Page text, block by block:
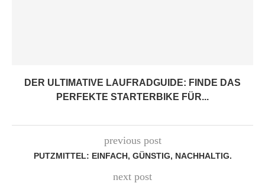
DER ULTIMATIVE LAUFRADGUIDE: FINDE DAS
PERFEKTE STARTERBIKE FÜR...
previous post
PUTZMITTEL: EINFACH, GÜNSTIG, NACHHALTIG.
next post